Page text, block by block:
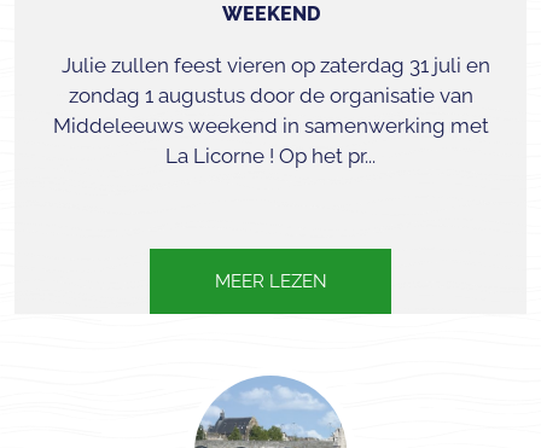
WEEKEND
Julie zullen feest vieren op zaterdag 31 juli en
zondag 1 augustus door de organisatie van
Middeleeuws weekend in samenwerking met
La Licorne ! Op het pr...
MEER LEZEN